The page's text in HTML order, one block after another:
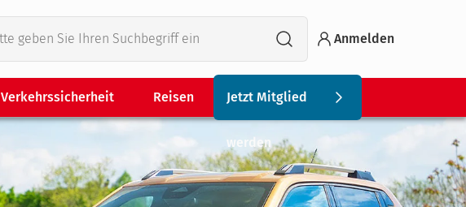
Anmelden
Verkehrssicherheit Reisen Jetzt Mitglied
werden